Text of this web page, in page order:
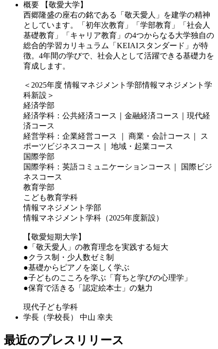
概要
【敬愛大学】
西郷隆盛の座右の銘である「敬天愛人」を建学の精神
としています。「初年次教育」「学部教育」「社会人
基礎教育」「キャリア教育」の4つからなる大学独自の
総合的学習カリキュラム「KEIAIスタンダード」が特
徴。4年間の学びで、社会人として活躍できる基礎力を
育成します。
＜2025年度 情報マネジメント学部情報マネジメント学
科新設＞
経済学部
経済学科：公共経済コース｜金融経済コース｜現代経
済コース
経営学科：企業経営コース ｜ 商業・会計コース｜ ス
ポーツビジネスコース｜ 地域・起業コース
国際学部
国際学科：英語コミュニケーションコース｜ 国際ビジ
ネスコース
教育学部
こども教育学科
情報マネジメント学部
情報マネジメント学科（2025年度新設）
【敬愛短期大学】
●「敬天愛人」の教育理念を実践する短大
●クラス制・少人数ゼミ制
●基礎からピアノを楽しく学ぶ
●子どものこころを学ぶ「育ちと学びの心理学」
●保育で活きる「認定絵本士」の魅力
現代子ども学科
学長（学校長）
中山 幸夫
最近のプレスリリース